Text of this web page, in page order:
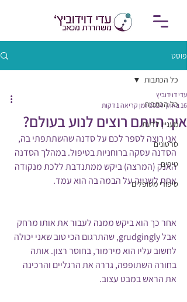
פוסט
כל הכתבות
מעניין לדעת
סרטונים
טיפים
סיפורי מטופלים
כל הכתבות
איך הייתם רוצים לנוע בעולם?
עדי דוידוביץ
16 באוק׳ 2024
זמן קריאה 1 דקות
אני רוצה לספר לכם על סדנה שהשתתפתי בה,
הסדנה עסקה ברוחניות בטיפול. במהלך הסדנה
האנק (המרצה) ביקש ממתנדבת ללכת מנקודה
אחת לשנייה על הבמה בה הוא עמד.
אחר כך הוא ביקש ממנה לעבור את אותו מרחק
אבל grudgingly, שהתרגום הכי טוב שאני יכולה
לחשוב עליו הוא מירמור, בחוסר רצון. אותה
בחורה השתופפה, גררה את הרגליים והרכינה
את הראש במבט עצוב.